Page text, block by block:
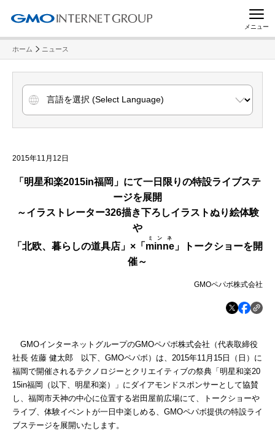
メニュー
ホーム ニュース
2015年11月12日
「明星和楽2015in福岡」にて一日限りの特設ライブステ
ージを展開
～イラストレーター326描き下ろしイラストぬり絵体験
や
「北欧、暮らしの道具店」×「 minne
ミンネ
」トークショーを開
催～
GMOペパボ株式会社
GMOインターネットグループのGMOペパボ株式会社（代表取締役
社長 佐藤 健太郎 以下、GMOペパボ）は、2015年11月15日（日）に
福岡で開催されるテクノロジーとクリエイティブの祭典「明星和楽20
15in福岡（以下、明星和楽）」にダイアモンドスポンサーとして協賛
し、福岡市天神の中心に位置する岩田屋前広場にて、トークショーや
ライブ、体験イベントが一日中楽しめる、GMOペパボ提供の特設ライ
ブステージを展開いたします。